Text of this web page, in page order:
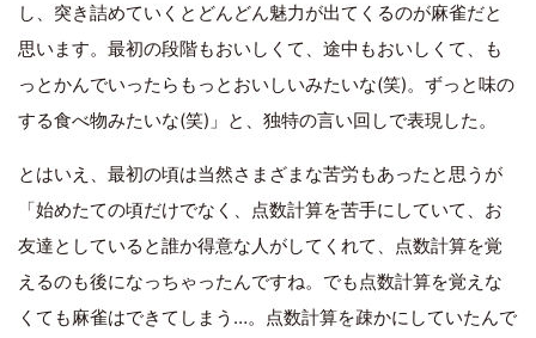
し、突き詰めていくとどんどん魅力が出てくるのが麻雀だと
思います。最初の段階もおいしくて、途中もおいしくて、も
っとかんでいったらもっとおいしいみたいな(笑)。ずっと味の
する食べ物みたいな(笑)」と、独特の言い回しで表現した。
とはいえ、最初の頃は当然さまざまな苦労もあったと思うが
「始めたての頃だけでなく、点数計算を苦手にしていて、お
友達としていると誰か得意な人がしてくれて、点数計算を覚
えるのも後になっちゃったんですね。でも点数計算を覚えな
くても麻雀はできてしまう…。点数計算を疎かにしていたんで